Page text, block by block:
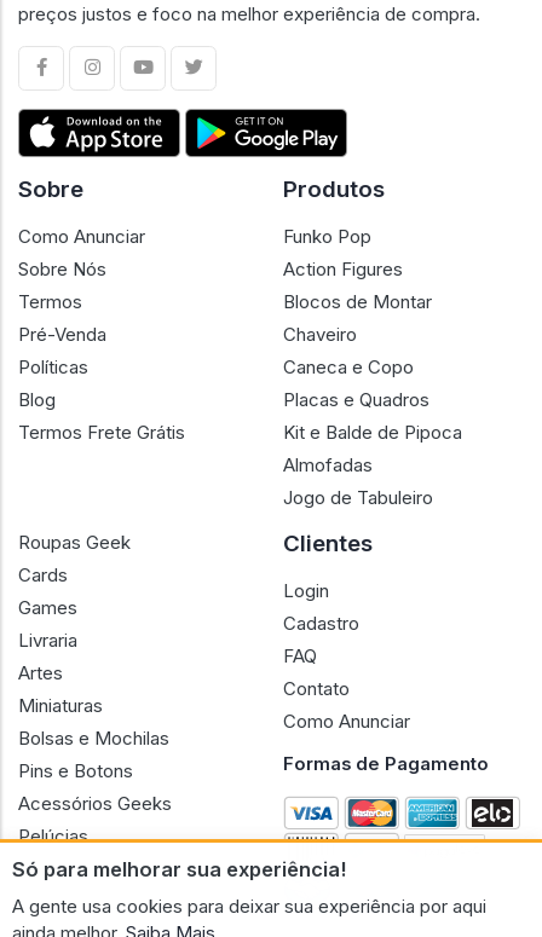
Só para melhorar sua experiência!
A gente usa cookies para deixar sua experiência por aqui
preços justos e foco na melhor experiência de compra.
Sobre
Como Anunciar
Sobre Nós
Termos
Pré-Venda
Políticas
Blog
Termos Frete Grátis
Produtos
Funko Pop
Action Figures
Blocos de Montar
Chaveiro
Caneca e Copo
Placas e Quadros
Kit e Balde de Pipoca
Almofadas
Jogo de Tabuleiro
Roupas Geek
Cards
Games
Livraria
Artes
Miniaturas
Bolsas e Mochilas
Pins e Botons
Acessórios Geeks
Pelúcias
Bonecas
Clientes
Login
Cadastro
FAQ
Contato
Como Anunciar
Formas de Pagamento